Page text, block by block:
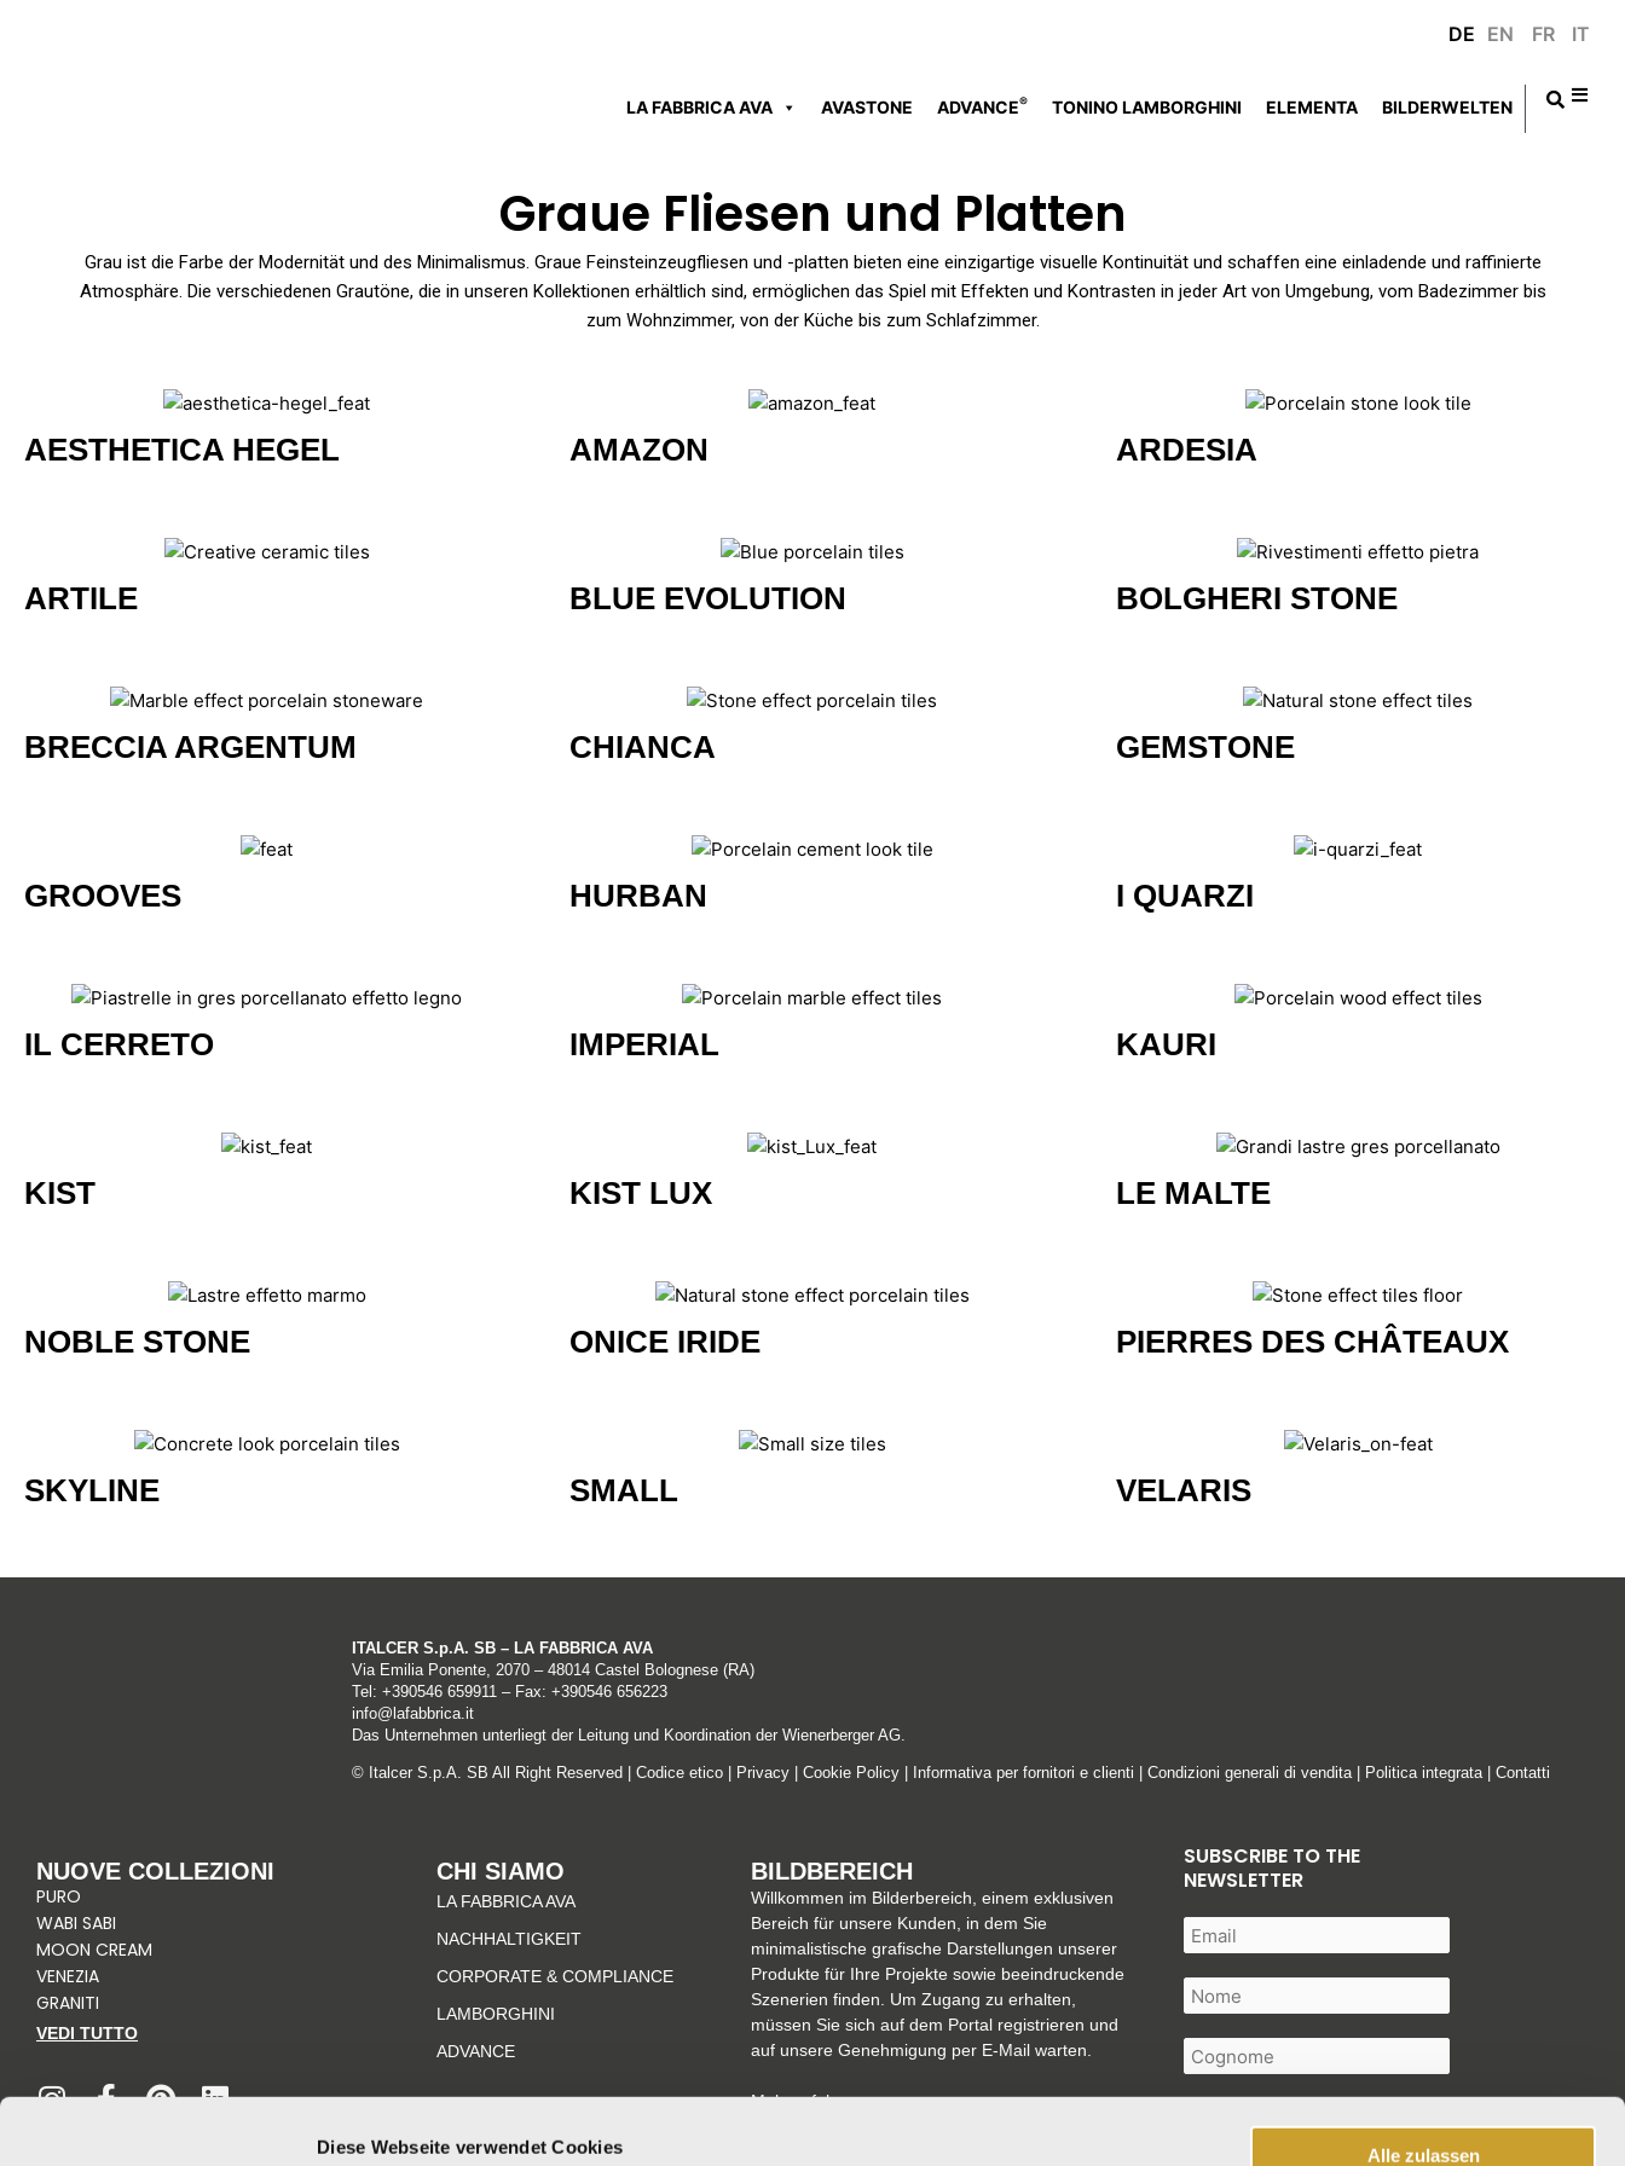
Diese Webseite verwendet Cookies Alle zulassen
DE EN FR IT
LA FABBRICA AVA AVASTONE ADVANCE® TONINO LAMBORGHINI ELEMENTA BILDERWELTEN
Graue Fliesen und Platten
Grau ist die Farbe der Modernität und des Minimalismus. Graue Feinsteinzeugfliesen und -platten bieten eine einzigartige visuelle Kontinuität und schaffen eine einladende und raffinierte
Atmosphäre. Die verschiedenen Grautöne, die in unseren Kollektionen erhältlich sind, ermöglichen das Spiel mit Effekten und Kontrasten in jeder Art von Umgebung, vom Badezimmer bis
zum Wohnzimmer, von der Küche bis zum Schlafzimmer.
AESTHETICA HEGEL AMAZON ARDESIA
ARTILE BLUE EVOLUTION BOLGHERI STONE
BRECCIA ARGENTUM CHIANCA GEMSTONE
GROOVES HURBAN I QUARZI
IL CERRETO IMPERIAL KAURI
KIST KIST LUX LE MALTE
NOBLE STONE ONICE IRIDE PIERRES DES CHÂTEAUX
SKYLINE SMALL VELARIS
ITALCER S.p.A. SB – LA FABBRICA AVA
Via Emilia Ponente, 2070 – 48014 Castel Bolognese (RA)
Tel: +390546 659911– Fax: +390546 656223
info@lafabbrica.it
Das Unternehmen unterliegt der Leitung und Koordination der Wienerberger AG.
© Italcer S.p.A. SB All Right Reserved | Codice etico| Privacy| Cookie Policy| Informativa per fornitori e clienti Condizioni generali di vendita| Politica integrata| Contatti
NUOVE COLLEZIONI
PURO
WABI SABI
MOON CREAM
VENEZIA
GRANITI
VEDI TUTTO
n
a
i
i
CHI SIAMO
LA FABBRICA AVA
NACHHALTIGKEIT
CORPORATE & COMPLIANCE
LAMBORGHINI
ADVANCE
BILDBEREICH
Willkommen im Bilderbereich, einem exklusiven
Bereich für unsere Kunden, in dem Sie
minimalistische grafische Darstellungen unserer
Produkte für Ihre Projekte sowie beeindruckende
Szenerien finden. Um Zugang zu erhalten,
müssen Sie sich auf dem Portal registrieren und
auf unsere Genehmigung per E-Mail warten.
Mehr erfahren
SUBSCRIBE TO THE
NEWSLETTER